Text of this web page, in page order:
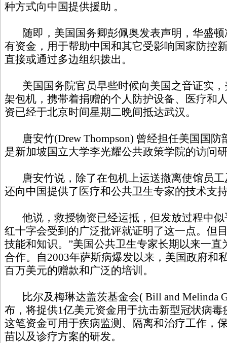
种方式向中国提供援助 。
随即，美国国务卿彭佩奥发表声明，华盛
有资金，用于帮助中国和其它受影响国家防控
直接或通过多边组织拨出。
美国国务院官员早些时候向美国之音证实
架包机，携帯着捐赠的个人防护设备、医疗和
资已经于北京时间星期二晩间抵达武汉。
唐安竹(Drew Thompson) 曾经担任美国国防
是新加坡国立大学李光耀公共政策学院的访问
唐安竹说，除了在包机上运送撤离使馆员
还向中国提供了医疗和公共卫生专家的技术支
他说，救授物资已经运抵，但发放过程中
红十字会受到的广泛批评就证明了这一点。但
技能和知识。 ”美国公共卫生专家长期以来一
合作。自2003年萨斯病爆发以来，美国政府和
百万美元的赠款和广泛的培训。
比尔及梅琳达盖茨基金会( Bill and Melinda
布，将捉供1亿美元资金用于抗击新型冠状病
这笔资金可用于疾病监测、隔离和治疗工作，
苗以及诊疗方案的研发。